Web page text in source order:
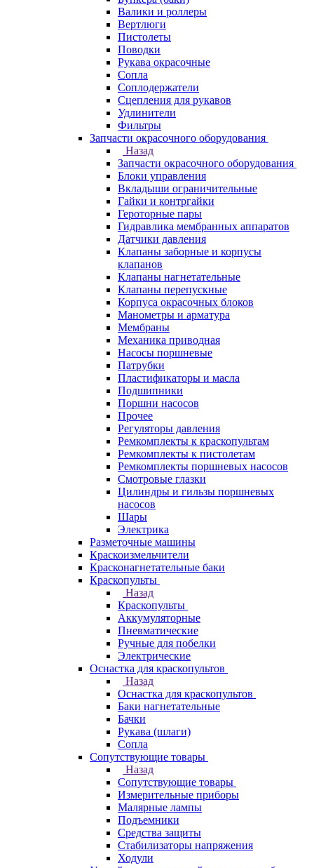
Валики и роллеры
Вертлюги
Пистолеты
Поводки
Рукава окрасочные
Сопла
Соплодержатели
Сцепления для рукавов
Удлинители
Фильтры
Запчасти окрасочного оборудования
Назад
Запчасти окрасочного оборудования
Блоки управления
Вкладыши ограничительные
Гайки и контргайки
Героторные пары
Гидравлика мембранных аппаратов
Датчики давления
Клапаны заборные и корпусы
клапанов
Клапаны нагнетательные
Клапаны перепускные
Корпуса окрасочных блоков
Манометры и арматура
Мембраны
Механика приводная
Насосы поршневые
Патрубки
Пластификаторы и масла
Подшипники
Поршни насосов
Прочее
Регуляторы давления
Ремкомплекты к краскопультам
Ремкомплекты к пистолетам
Ремкомплекты поршневых насосов
Смотровые глазки
Цилиндры и гильзы поршневых
насосов
Шары
Электрика
Разметочные машины
Краскоизмельчители
Красконагнетательные баки
Краскопульты
Назад
Краскопульты
Аккумуляторные
Пневматические
Ручные для побелки
Электрические
Оснастка для краскопультов
Назад
Оснастка для краскопультов
Баки нагнетательные
Бачки
Рукава (шлаги)
Сопла
Сопутствующие товары
Назад
Сопутствующие товары
Измерительные приборы
Малярные лампы
Подъемники
Средства защиты
Стабилизаторы напряжения
Ходули